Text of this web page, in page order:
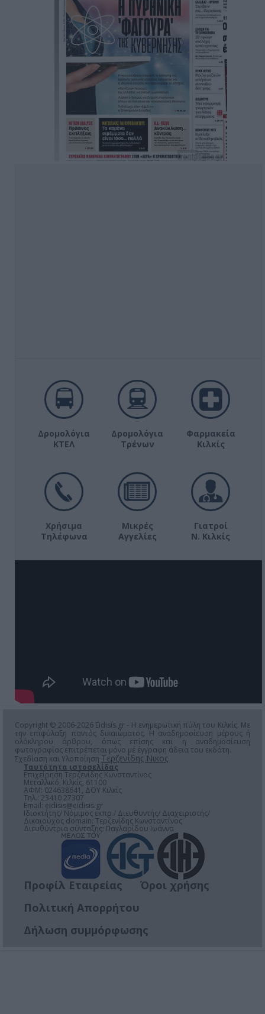
Δρομολόγια
ΚΤΕΛ
Δρομολόγια
Τρένων
Φαρμακεία
Κιλκίς
Χρήσιμα
Τηλέφωνα
Μικρές
Αγγελίες
Γιατροί
Ν. Κιλκίς
Copyright © 2006-2026 Eidisis.gr - Η ενημερωτική πύλη του Κιλκίς. Με
την επιφύλαξη παντός δικαιώματος. Η αναδημοσίευση μέρους ή
ολόκληρου άρθρου, όπως επίσης και η αναδημοσίευση
φωτογραφίας επιτρέπεται μόνο μέ έγγραφη άδεια του εκδότη.
Σχεδίαση και Υλοποίηση Τερζενίδης Νικος
Ταυτότητα ιστοσελίδας
Επιχείρηση Τερζενίδης Κωνσταντίνος
Μεταλλικό, Κιλκίς, 61100
ΑΦΜ: 024638641, ΔΟΥ Κιλκίς
Τηλ.: 23410 27307
Email: eidisis@eidisis.gr
Ιδιοκτήτης/ Νόμιμος εκπρ./ Διευθυντής/ Διαχειριστής/
Δικαιούχος domain: Τερζενίδης Κωνσταντίνος
Διευθύντρια σύνταξης: Παγλαρίδου Ιωάννα
Προφίλ Εταιρείας
Όροι χρήσης
Πολιτική Απορρήτου
Δήλωση συμμόρφωσης